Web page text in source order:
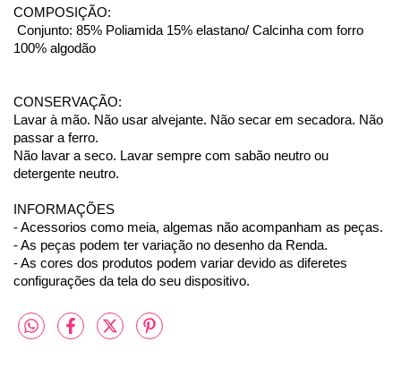
COMPOSIÇÃO:
Conjunto: 85% Poliamida 15% elastano/ Calcinha com forro
100% algodão
CONSERVAÇÃO:
Lavar à mão. Não usar alvejante. Não secar em secadora. Não
passar a ferro.
Não lavar a seco. Lavar sempre com sabão neutro ou
detergente neutro.
INFORMAÇÕES
- Acessorios como meia, algemas não acompanham as peças.
- As peças podem ter variação no desenho da Renda.
- As cores dos produtos podem variar devido as diferetes
configurações da tela do seu dispositivo.